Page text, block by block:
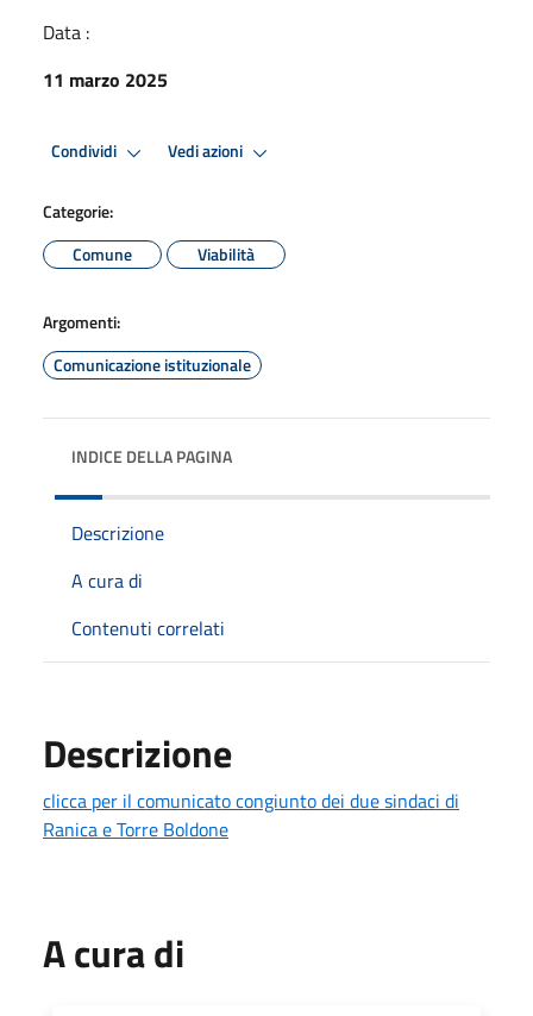
Data :
11 marzo 2025
Condividi Vedi azioni
Categorie:
Comune
Viabilità
Argomenti:
Comunicazione istituzionale
INDICE DELLA PAGINA
Descrizione
A cura di
Contenuti correlati
Descrizione
clicca per il comunicato congiunto dei due sindaci di
Ranica e Torre Boldone
A cura di